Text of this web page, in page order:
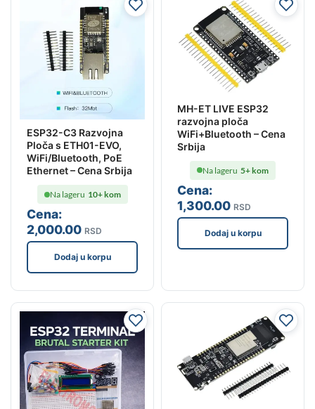
ESP32-C3 Razvojna
Ploča s ETH01-EVO,
WiFi/Bluetooth, PoE
Ethernet – Cena Srbija
Cena:
2,000.00 RSD
Na lageru 10+ kom
Dodaj u korpu
MH-ET LIVE ESP32
razvojna ploča
WiFi+Bluetooth – Cena
Srbija
Cena:
1,300.00 RSD
Na lageru 5+ kom
Dodaj u korpu